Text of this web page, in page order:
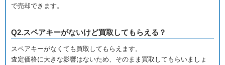
で売却できます。
Q2.スペアキーがないけど買取してもらえる？
スペアキーがなくても買取してもらえます。
査定価格に大きな影響はないため、そのまま買取してもらいましょ